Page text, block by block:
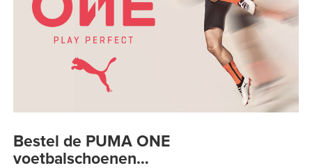
Bestel de PUMA ONE
voetbalschoenen…